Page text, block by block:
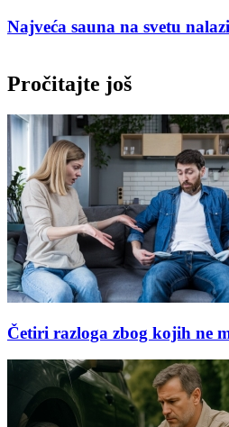
Dior otvorio svoj prvi stalni
Pročitajte još
Četiri razloga zbog kojih ne